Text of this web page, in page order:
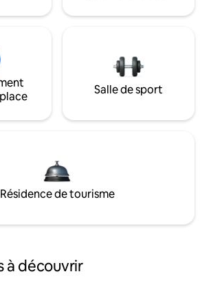
Salle de sport
Résidence de tourisme
à découvrir